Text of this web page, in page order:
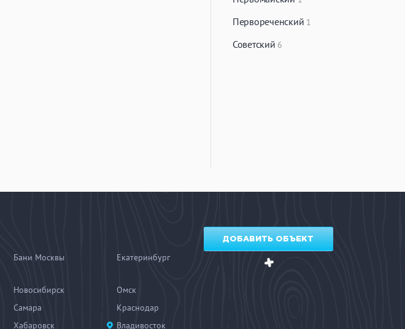
Первореченский 1
Советский 6
Бани Москвы Екатеринбург
Новосибирск
Омск
Самара
Краснодар
Хабаровск Владивосток
ДОБАВИТЬ ОБЪЕКТ